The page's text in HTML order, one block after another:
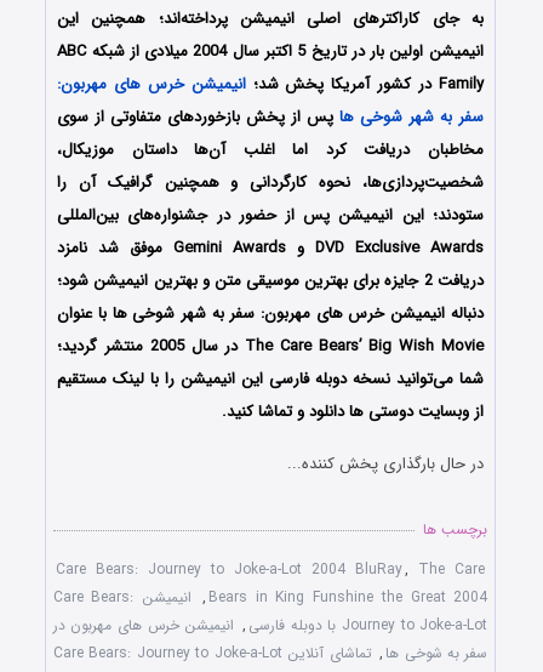
به جای کاراکترهای اصلی انیمیشن پرداخته‌اند؛ همچنین این
انیمیشن اولین بار در تاریخ 5 اکتبر سال 2004 میلادی از شبکه ABC
Family در کشور آمریکا پخش شد؛
انیمیشنخرس های مهربون:
سفر به شهر شوخی ها پس از پخش بازخوردهای متفاوتی از سوی
مخاطبان دریافت کرد اما اغلب آن‌ها داستان موزیکال،
شخصیت‌پردازی‌ها، نحوه کارگردانی و همچنین گرافیک آن را
ستودند؛ این انیمیشن پس از حضور در جشنواره‌های بین‌المللی
DVD Exclusive Awards و Gemini Awards موفق شد نامزد
دریافت 2 جایزه برای بهترین موسیقی متن و بهترین انیمیشن شود؛
دنباله انیمیشنخرس های مهربون: سفر به شهر شوخی ها با عنوان
The Care Bears’ Big Wish Movie در سال 2005 منتشر گردید؛
شما می‌توانید نسخه دوبله فارسی این انیمیشن را با لینک مستقیم
از وبسایت دوستی ها دانلود و تماشا کنید.
در حال بارگذاری پخش کننده...
برچسب ها
Care Bears: Journey to Joke-a-Lot 2004 BluRay, The Care
Bears in King Funshine the Great 2004
,
انیمیشن Care Bears:
Journey to Joke-a-Lot با دوبله فارسی
, انیمیشن خرس های مهربون در
سفر به شوخی ها ,
تماشای آنلاین Care Bears: Journey to Joke-a-Lot